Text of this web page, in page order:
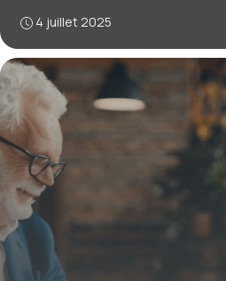
4 juillet 2025